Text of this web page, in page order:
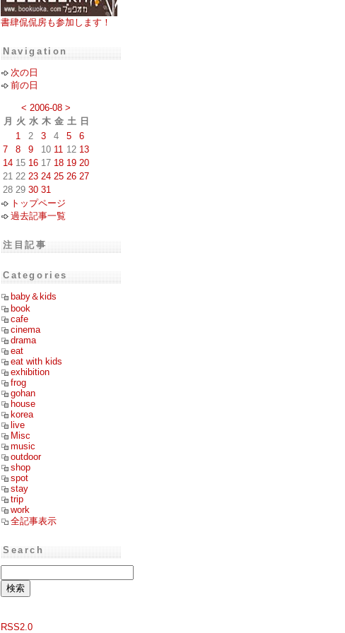
書肆侃侃房も参加します！
Navigation
次の日
前の日
< 2006-08 >
月
火 水 木 金 土 日
1
2 3 4 5
6
7
8 9 10 11 12 13
14 15 16 17 18 19 20
21 22 23 24 25 26 27
28 29 30 31
トップページ
過去記事一覧
注目記事
Categories
baby＆kids
book
cafe
cinema
drama
eat
eat with kids
exhibition
frog
gohan
house
korea
live
Misc
music
outdoor
shop
spot
stay
trip
work
全記事表示
Search
RSS2.0